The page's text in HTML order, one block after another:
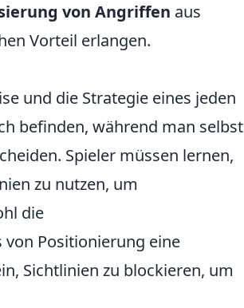
von Angriffen aus
Vorteil erlangen.
und die Strategie eines jeden
befinden, während man selbst
Spieler müssen lernen,
zu nutzen, um
die
von Positionierung eine
Sichtlinien zu blockieren, um